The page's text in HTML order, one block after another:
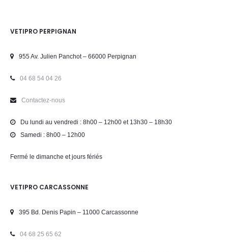
VETIPRO PERPIGNAN
955 Av. Julien Panchot – 66000 Perpignan
04 68 54 04 26
Contactez-nous
Du lundi au vendredi : 8h00 – 12h00 et 13h30 – 18h30
Samedi : 8h00 – 12h00
Fermé le dimanche et jours fériés
VETIPRO CARCASSONNE
395 Bd. Denis Papin – 11000 Carcassonne
04 68 25 65 62